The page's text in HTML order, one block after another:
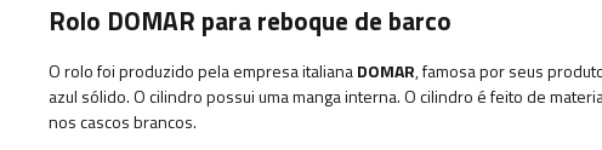
Rolo DOMAR para reboque de barco
O rolo foi produzido pela empresa italianaDOMAR, famosa por seus
azul sólido. O cilindro possui uma manga interna. O cilindro é feito de
nos cascos brancos.